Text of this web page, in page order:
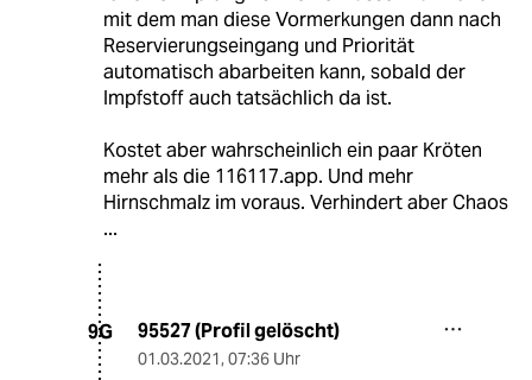
mit dem man diese Vormerkungen dann nach
Reservierungseingang und Priorität
automatisch abarbeiten kann, sobald der
Impfstoff auch tatsächlich da ist.
Kostet aber wahrscheinlich ein paar Kröten
mehr als die 116117.app. Und mehr
Hirnschmalz im voraus. Verhindert aber Chaos
...
9G 95527 (Profil gelöscht)
01.03.2021, 07:36 Uhr